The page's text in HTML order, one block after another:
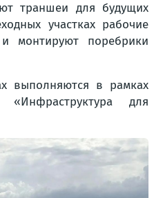
траншеи для будущих
участках рабочие
и монтируют поребрики
выполняются в рамках
«Инфраструктура для